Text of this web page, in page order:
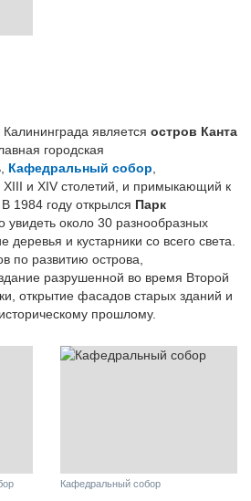
является остров Канта
городская
Кафедральный собор
и XIV столетий, и примыкающий к
. В 1984 году открылся Парк
увидеть около 30 разнообразных
деревья и кустарники со всего света.
по развитию острова,
разрушенной во время Второй
открытие фасадов старых зданий и
прошлому.
Кафедральный собор